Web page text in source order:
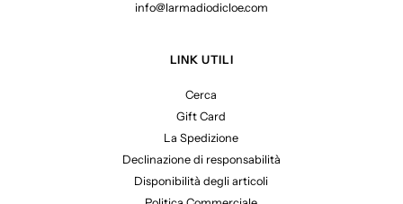
info@larmadiodicloe.com
LINK UTILI
Cerca
Gift Card
La Spedizione
Declinazione di responsabilità
Disponibilità degli articoli